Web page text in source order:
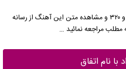
جهت دانلود آهنگ اتفاق از نیواد با کیفیت ۱۲۸ و ۳۲۰ و مشاهده متن این آهنگ از رسانه
مراجعه نمائید …
با نام اتفاق